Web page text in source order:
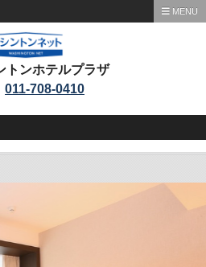
MENU
トンホテルプラザ
011-708-0410